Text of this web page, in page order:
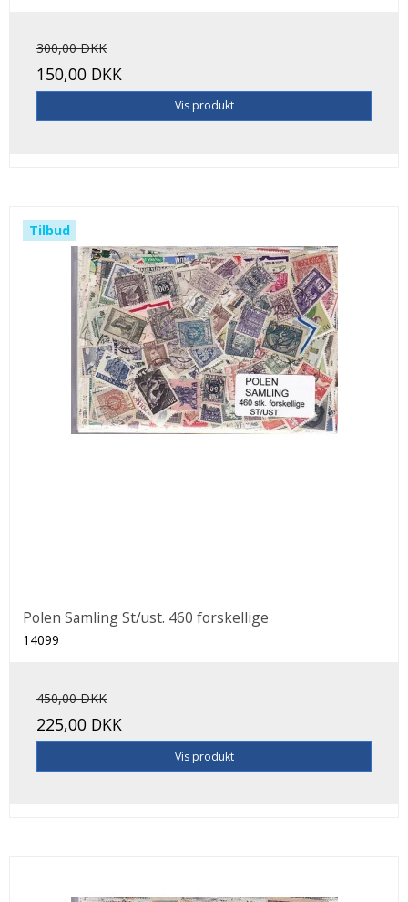
300,00 DKK
150,00 DKK
Vis produkt
Tilbud
Polen Samling St/ust. 460 forskellige
14099
450,00 DKK
225,00 DKK
Vis produkt